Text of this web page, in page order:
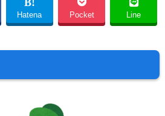
Hatena Pocket Line